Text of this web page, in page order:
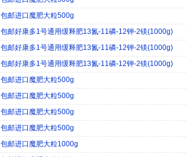
包邮进口魔肥大粒500g
包邮好康多1号通用缓释肥13氮-11磷-12钾-2镁(1000g)
包邮好康多1号通用缓释肥13氮-11磷-12钾-2镁(1000g)
包邮好康多1号通用缓释肥13氮-11磷-12钾-2镁(1000g)
包邮进口魔肥大粒500g
包邮进口魔肥大粒500g
包邮进口魔肥大粒500g
包邮进口魔肥大粒500g
包邮进口魔肥大粒1000g